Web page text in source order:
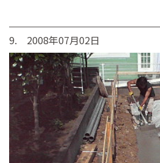
9. 2008年07月02日